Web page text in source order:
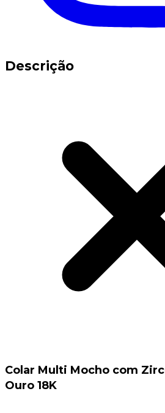
Descrição
Colar Multi Mocho com
Ouro 18K